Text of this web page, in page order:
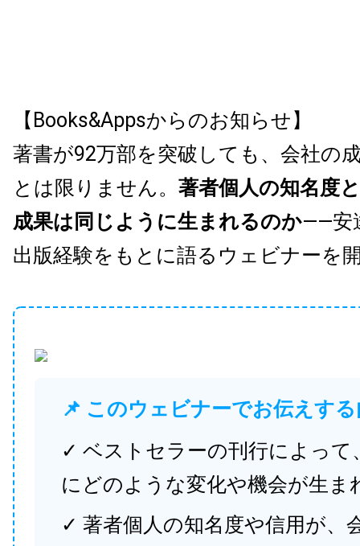
【Books&Appsからのお知らせ】
著書が92万部を突破しても、会社の
とは限りません。 著者個人の知名度
成果は同じように生まれるのか——安
出版経験をもとに語るウェビナーを
📌 このウェビナーでお伝えす
✓ ベストセラーの刊行によって
にどのような変化や機会が生ま
✓ 著者個人の知名度や信用が、